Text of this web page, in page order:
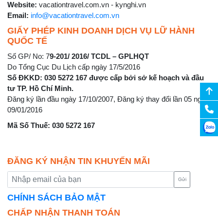
Website: vacationtravel.com.vn - kynghi.vn
Email: info@vacationtravel.com.vn
GIẤY PHÉP KINH DOANH DỊCH VỤ LỮ HÀNH
QUỐC TẾ
Số GP/ No: 79-201/ 2016/ TCDL – GPLHQT
Do Tổng Cục Du Lịch cấp ngày 17/5/2016
Số ĐKKD: 030 5272 167 được cấp bởi sở kế hoạch và đầu
tư TP. Hồ Chí Minh.
Đăng ký lần đầu ngày 17/10/2007, Đăng ký thay đổi lần 05 ngày
09/01/2016
Mã Số Thuế: 030 5272 167
ĐĂNG KÝ NHẬN TIN KHUYẾN MÃI
Gửi
CHÍNH SÁCH BẢO MẬT
CHẤP NHẬN THANH TOÁN